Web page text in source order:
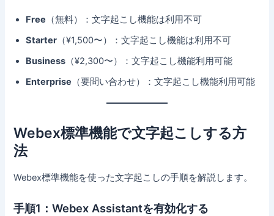
Free （無料）：文字起こし機能は利用不可
Starter （¥1,500〜）：文字起こし機能は利用不可
Business （¥2,300〜）：文字起こし機能利用可能
Enterprise （要問い合わせ）：文字起こし機能利用可能
Webex標準機能で文字起こしする方
法
Webex標準機能を使った文字起こしの手順を解説します。
手順1：Webex Assistantを有効化する